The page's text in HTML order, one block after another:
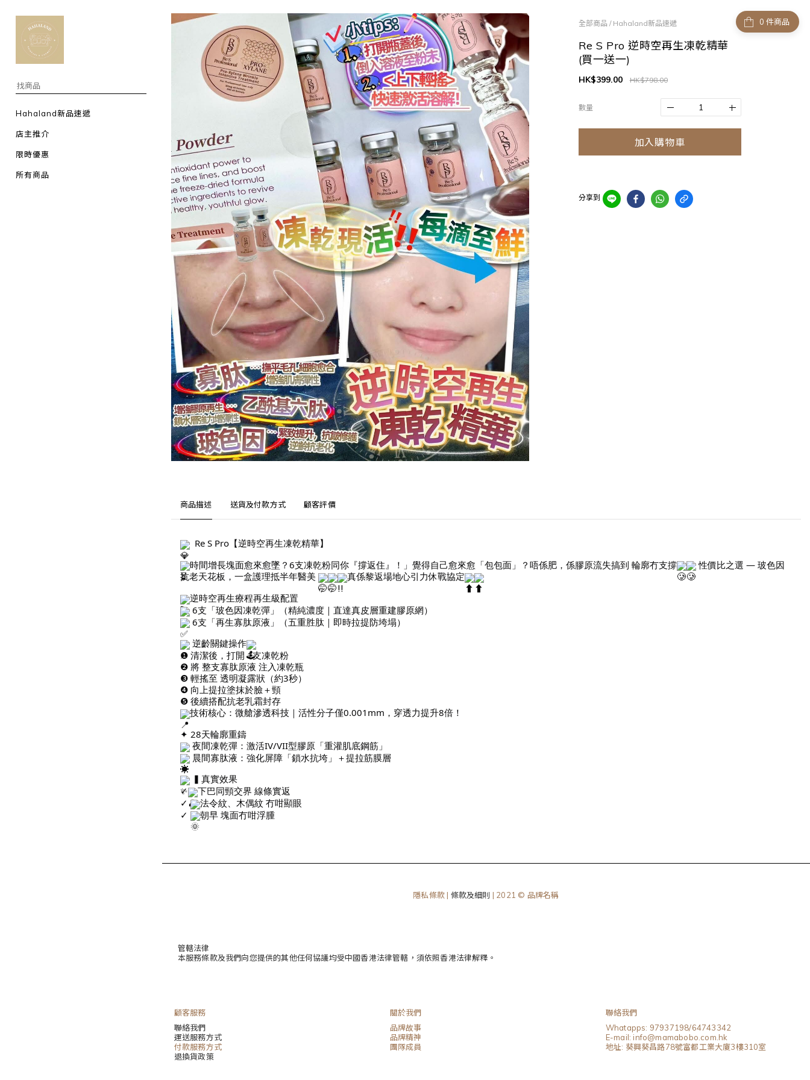
Hahaland新品速遞
店主推介
限時優惠
所有商品
件商品
全部商品 / Hahaland新品速遞
Re S Pro 逆時空再生凍乾精華
(買一送一)
HK$798.00
HK$399.00
數量
加入購物車
分享到
商品描述 送貨及付款方式 顧客評價
Re S Pro【逆時空再生凍乾精華】
時間增長塊面愈來愈墜？6支凍乾粉同你『撐返住』！」覺得自己愈來愈「包包面」？唔係肥，係膠原流失搞到 輪廓冇支撐
性價比之選 — 玻色因
抗老天花板，一盒護理抵半年醫美
真係黎返場地心引力休戰協定
逆時空再生療程再生級配置
6支「玻色因凍乾彈」（精純濃度｜直達真皮層重建膠原網）
6支「再生寡肽原液」（五重胜肽｜即時拉提防垮塌）
逆齡關鍵操作
❶ 清潔後，打開 1支凍乾粉
❷ 將 整支寡肽原液 注入凍乾瓶
❸ 輕搖至 透明凝露狀（約3秒）
❹ 向上提拉塗抹於臉＋頸
❺ 後續搭配抗老乳霜封存
技術核心：微艙滲透科技｜活性分子僅0.001mm，穿透力提升8倍！
✦ 28天輪廓重鑄
夜間凍乾彈：激活IV/VII型膠原「重灌肌底鋼筋」
晨間寡肽液：強化屏障「鎖水抗垮」＋提拉筋膜層
▍真實效果
✓
下巴同頸交界 線條實返
✓
法令紋、木偶紋 冇咁顯眼
✓
朝早 塊面冇咁浮腫
隱私條款 | 條款及細則 | 2021 © 品牌名稱
管轄法律
本服務條款及我們向您提供的其他任何協議均受中國香港法律管轄，須依照香港法律解釋。
顧客服務
聯絡我們
運送服務方式
付款服務方式
退換貨政策
關於我們
品牌故事
品牌精神
團隊成員
聯絡我們
Whatapps: 97937198/64743342
E-mail: info@mamabobo.com.hk
地址: 葵興葵昌路78號富都工業大廈3樓310室